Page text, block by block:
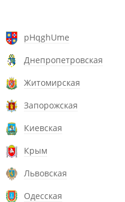
pHqghUme
Днепропетровская
Житомирская
Запорожская
Киевская
Крым
Львовская
Одесская